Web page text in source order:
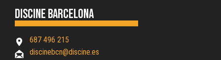
Discine Barcelona
687 496 215
discinebcn@discine.es